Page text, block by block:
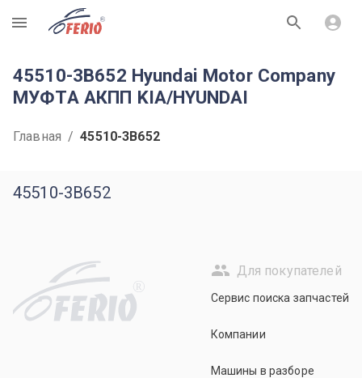
R
45510-3B652 Hyundai Motor Company
МУФТА АКПП KIA/HYUNDAI
Главная / 45510-3B652
45510-3B652
R
Для покупателей
Сервис поиска запчастей
Компании
Машины в разборе